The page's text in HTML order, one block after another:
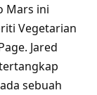
Mars ini
Vegetarian
Jared
sebuah